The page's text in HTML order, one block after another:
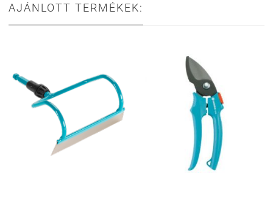
AJÁNLOTT TERMÉKEK: